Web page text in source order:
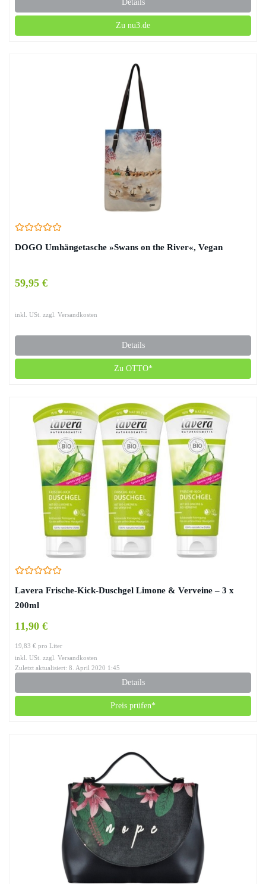
Details
Zu nu3.de
DOGO Umhängetasche »Swans on the River«, Vegan
59,95 €
inkl. USt. zzgl. Versandkosten
Details
Zu OTTO*
Lavera Frische-Kick-Duschgel Limone & Verveine – 3 x
200ml
11,90 €
19,83 € pro Liter
inkl. USt. zzgl. Versandkosten
Zuletzt aktualisiert: 8. April 2020 1:45
Details
Preis prüfen*